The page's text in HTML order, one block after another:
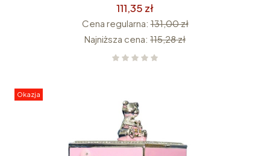
111,35 zł
Cena regularna: 131,00 zł
Najniższa cena: 115,28 zł
Okazja